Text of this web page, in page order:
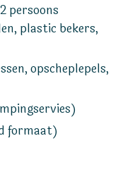
persoons
plastic bekers,
opscheplepels,
formaat)